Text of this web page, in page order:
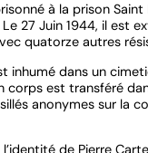
à la prison Saint
27 Juin 1944, il est
quatorze autres
inhumé dans un
corps est transféré
anonymes sur la
de Pierre